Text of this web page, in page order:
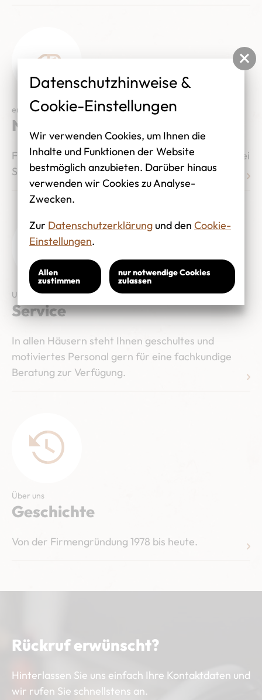
entdecken
Neu- und Gebrauchtwagen
Finden Sie Ihr Wunschmodell an einem unserer drei
Standorte in Weißwasser, Döbern oder Forst.
Unsere Leistungen
Service
In allen Häusern steht Ihnen geschultes und
motiviertes Personal gern für eine fachkundige
Beratung zur Verfügung.
Über uns
Geschichte
Von der Firmengründung 1978 bis heute.
Rückruf erwünscht?
Hinterlassen Sie uns einfach Ihre Kontaktdaten und
wir rufen Sie schnellstens an.
Datenschutzhinweise &
Cookie-Einstellungen
Wir verwenden Cookies, um Ihnen die
Inhalte und Funktionen der Website
bestmöglich anzubieten. Darüber hinaus
verwenden wir Cookies zu Analyse-
Zwecken.
Zur Datenschutzerklärung und den Cookie-
Einstellungen.
Allen
zustimmen
nur notwendige Cookies
zulassen